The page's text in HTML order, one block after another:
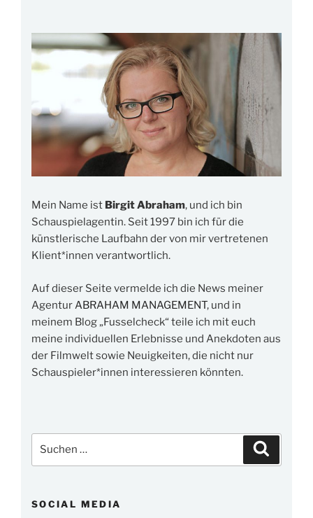
Mein Name ist Birgit Abraham, und ich bin
Schauspielagentin. Seit 1997 bin ich für die
künstlerische Laufbahn der von mir vertretenen
Klient*innen verantwortlich.
Auf dieser Seite vermelde ich die News meiner
AgenturABRAHAM MANAGEMENT, und in
meinem Blog „Fusselcheck“ teile ich mit euch
meine individuellen Erlebnisse und Anekdoten aus
der Filmwelt sowie Neuigkeiten, die nicht nur
Schauspieler*innen interessieren könnten.
nach:
SOCIAL MEDIA